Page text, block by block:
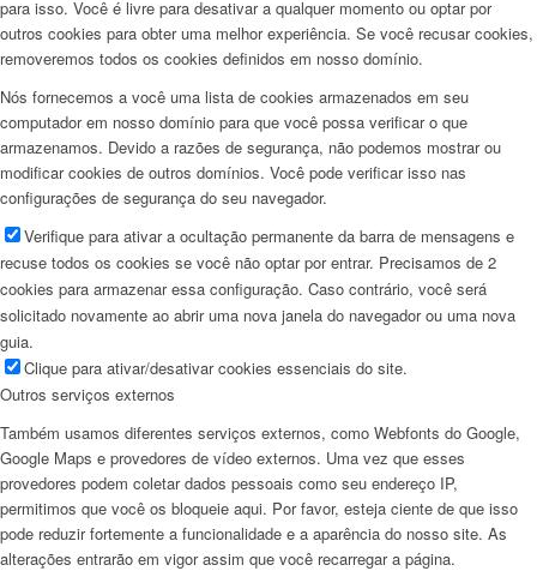
para isso. Você é livre para desativar a qualquer momento ou optar por
outros cookies para obter uma melhor experiência. Se você recusar cookies,
removeremos todos os cookies definidos em nosso domínio.
Nós fornecemos a você uma lista de cookies armazenados em seu
computador em nosso domínio para que você possa verificar o que
armazenamos. Devido a razões de segurança, não podemos mostrar ou
modificar cookies de outros domínios. Você pode verificar isso nas
configurações de segurança do seu navegador.
Verifique para ativar a ocultação permanente da barra de mensagens e
recuse todos os cookies se você não optar por entrar. Precisamos de 2
cookies para armazenar essa configuração. Caso contrário, você será
solicitado novamente ao abrir uma nova janela do navegador ou uma nova
guia.
Clique para ativar/desativar cookies essenciais do site.
Outros serviços externos
Também usamos diferentes serviços externos, como Webfonts do Google,
Google Maps e provedores de vídeo externos. Uma vez que esses
provedores podem coletar dados pessoais como seu endereço IP,
permitimos que você os bloqueie aqui. Por favor, esteja ciente de que isso
pode reduzir fortemente a funcionalidade e a aparência do nosso site. As
alterações entrarão em vigor assim que você recarregar a página.